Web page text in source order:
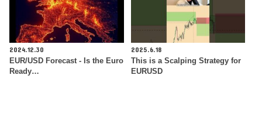
2024.12.30
EUR/USD Forecast - Is the Euro
Ready…
2025.6.18
This is a Scalping Strategy for
EURUSD